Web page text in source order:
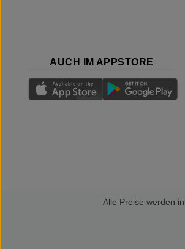
AUCH IM APPSTORE
Alle Preise werden